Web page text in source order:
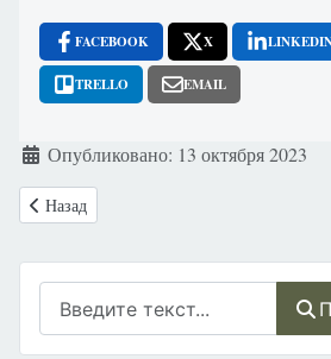
FACEBOOK X
TRELLO EMAIL
Информация о материале
Опубликовано: 13 октября 2023
Предыдущий: XXIII Папский День
Назад